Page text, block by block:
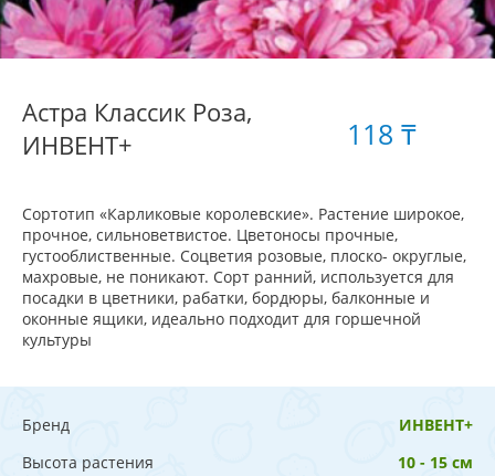
Астра Классик Роза,
ИНВЕНТ+
118 ₸
Сортотип «Карликовые королевские». Растение широкое,
прочное, сильноветвистое. Цветоносы прочные,
густооблиственные. Соцветия розовые, плоско- округлые,
махровые, не поникают. Сорт ранний, используется для
посадки в цветники, рабатки, бордюры, балконные и
оконные ящики, идеально подходит для горшечной
культуры
Бренд
ИНВЕНТ+
Высота растения
10 - 15 см